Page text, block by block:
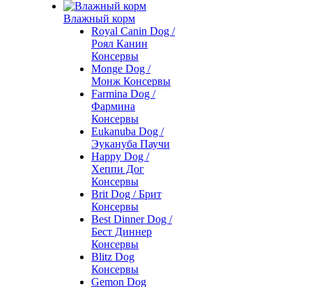
Влажный корм
Royal Canin Dog /
Роял Канин
Консервы
Monge Dog /
Монж Консервы
Farmina Dog /
Фармина
Консервы
Eukanuba Dog /
Эукануба Паучи
Happy Dog /
Хеппи Дог
Консервы
Brit Dog / Брит
Консервы
Best Dinner Dog /
Бест Диннер
Консервы
Blitz Dog
Консервы
Gemon Dog